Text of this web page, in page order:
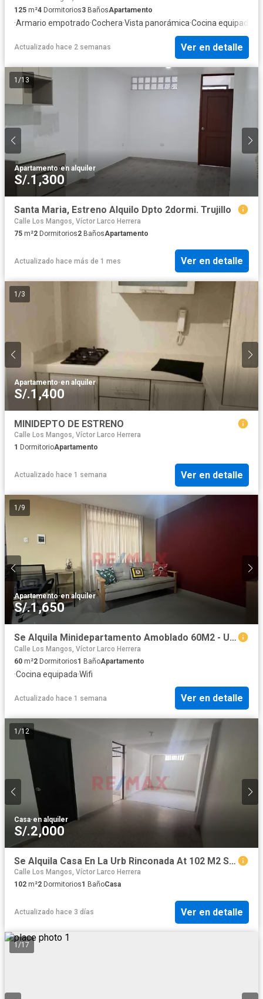
125 m²4 Dormitorios3 BañosApartamento
·Armario empotrado·Cochera·Vista panorámica·Cocina equipada
Actualizado hace 2 semanas Ver en detalle
1 /13
Apartamento·en alquiler
S/.1,300
Santa Maria, Estreno Alquilo Dpto 2dormi. Trujillo
Calle Los Mangos, Víctor Larco Herrera
75 m²2 Dormitorios2 BañosApartamento
Actualizado hace más de 1 mes Ver en detalle
1 /3
Apartamento·en alquiler
S/.1,400
MINIDEPTO DE ESTRENO
Calle Los Mangos, Víctor Larco Herrera
1 DormitorioApartamento
Actualizado hace 1 semana Ver en detalle
1 /9
Apartamento·en alquiler
S/.1,650
Se Alquila Minidepartamento Amoblado 60M2 - Urb. Primavera - Trujillo - S/1,650
Calle Los Mangos, Víctor Larco Herrera
60 m²2 Dormitorios1 BañoApartamento
·Cocina equipada·Wifi
Actualizado hace 1 semana Ver en detalle
1 /12
Casa·en alquiler
S/.2,000
Se Alquila Casa En La Urb Rinconada At 102 M2 S/2500
Calle Los Mangos, Víctor Larco Herrera
102 m²2 Dormitorios1 BañoCasa
Actualizado hace 3 días Ver en detalle
1 /17